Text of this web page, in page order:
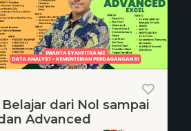
dari Nol sampai
Advanced